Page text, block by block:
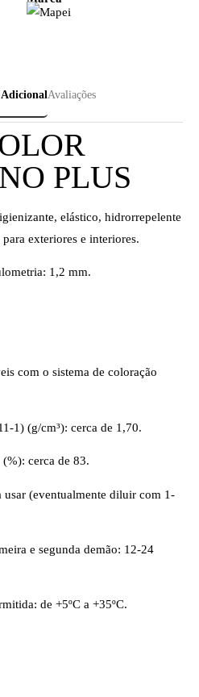
Avaliações
PLUS
elástico, hidrorrepelente
exteriores e interiores.
1,2 mm.
com o sistema de coloração
1) (g/cm³): cerca de 1,70.
cerca de 83.
(eventualmente diluir com 1-
e segunda demão: 12-24
de +5ºC a +35ºC.